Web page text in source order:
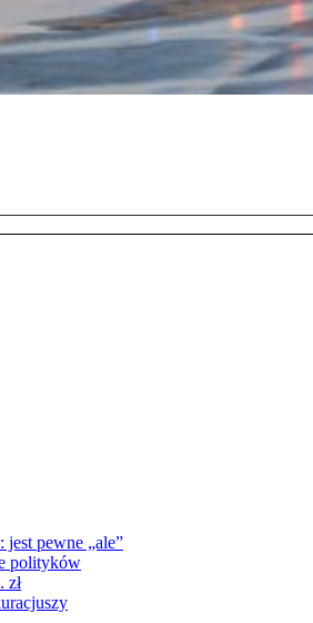
pewne „ale”
polityków
zł